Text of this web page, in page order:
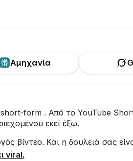
Αμηχανία
form . Από το YouTube
εκεί έξω.
βίντεο. Και η δουλειά σας
viral.